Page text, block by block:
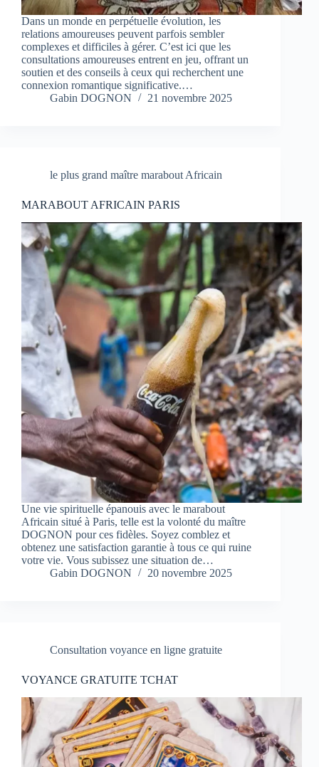
Dans un monde en perpétuelle évolution, les
relations amoureuses peuvent parfois sembler
complexes et difficiles à gérer. C’est ici que les
consultations amoureuses entrent en jeu, offrant un
soutien et des conseils à ceux qui recherchent une
connexion romantique significative.…
Gabin DOGNON
21 novembre 2025
le plus grand maître marabout Africain
MARABOUT AFRICAIN PARIS
Une vie spirituelle épanouis avec le marabout
Africain situé à Paris, telle est la volonté du maître
DOGNON pour ces fidèles. Soyez comblez et
obtenez une satisfaction garantie à tous ce qui ruine
votre vie. Vous subissez une situation de…
Gabin DOGNON
20 novembre 2025
Consultation voyance en ligne gratuite
VOYANCE GRATUITE TCHAT